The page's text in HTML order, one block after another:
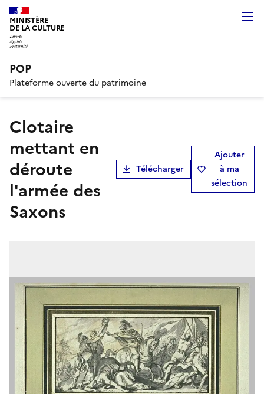
MINISTÈRE
DE LA CULTURE
POP
Plateforme ouverte du patrimoine
Clotaire
mettant en
déroute
l'armée des
Saxons
Télécharger
Ajouter
à ma
sélection